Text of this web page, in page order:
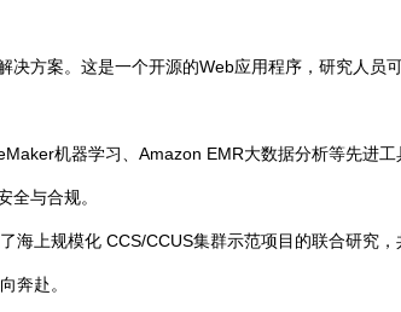
方案。这是一个开源的Web应用程序，研究人
机器学习、Amazon EMR大数据分析等先进
全与合规。
海上规模化 CCS/CCUS集群示范项目的联合研究
奔赴。